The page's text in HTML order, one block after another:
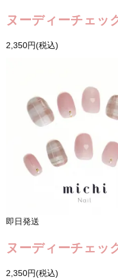
ヌーディーチェッ
2,350円(税込)
即日発送
ヌーディーチェッ
2,350円(税込)